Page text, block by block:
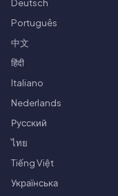
Deutsch
Português
中文
हिंदी
Italiano
Nederlands
Русский
ไทย
Tiếng Việt
Українська